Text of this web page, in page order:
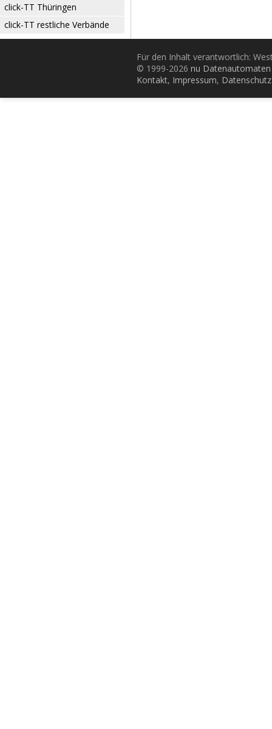
click-TT Thüringen
click-TT restliche Verbände
Für den Inhalt verantwortlich:
© 1999-2026 nu
Kontakt, Impressum, Datenschutz